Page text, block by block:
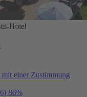
Hotel
einer Zustimmung
86%